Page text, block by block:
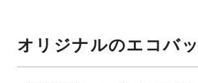
オリジナルのエコバ